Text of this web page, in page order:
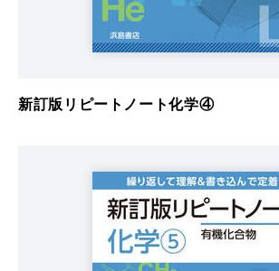
新訂版リピートノート化学④